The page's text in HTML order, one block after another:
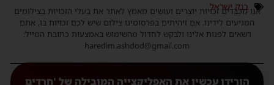
בנק ישראל
אנו מכבדים זכויות יוצרים ועושים מאמץ לאתר את בעלי הזכויות בצילומים
המגיעים לידינו. אם זיהיתים בפרסומינו צילום שיש לכם זכויות בו, אתם
רשאים לפנות אלינו ולבקש לחדול מהשימוש באמצעות כתובת המייל:
haredim.ashdod@gmail.com
הורידו עכשיו את האפליקצייה המובילה של 'חרדים